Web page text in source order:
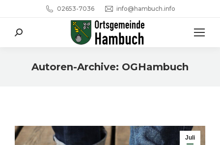
02653-7036 info@hambuch.info
Search:
Autoren-Archive: OGHambuch
Juli